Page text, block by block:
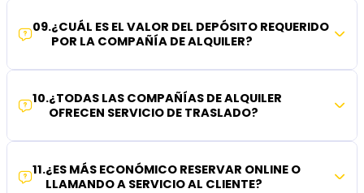
09.¿CUÁL ES EL VALOR DEL DEPÓSITO REQUERIDO
POR LA COMPAÑÍA DE ALQUILER?
10.¿TODAS LAS COMPAÑÍAS DE ALQUILER
OFRECEN SERVICIO DE TRASLADO?
11.¿ES MÁS ECONÓMICO RESERVAR ONLINE O
LLAMANDO A SERVICIO AL CLIENTE?